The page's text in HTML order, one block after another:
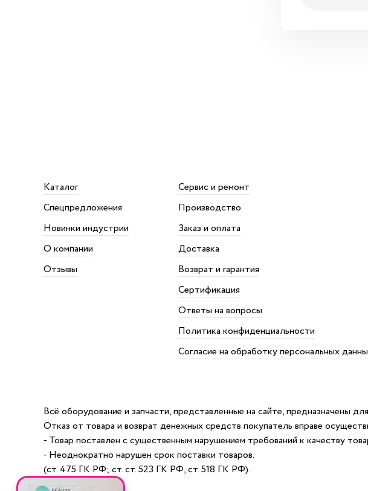
Каталог
Спецпредложения
Новинки индустрии
О компании
Отзывы
Сервис и ремонт
Производство
Заказ и оплата
Доставка
Возврат и гарантия
Сертификация
Ответы на вопросы
Политика конфиденциальности
Согласие на обработку персональных
Всё оборудование и запчасти, представленные на сайте, предназначены
Отказ от товара и возврат денежных средств покупатель вправе
- Товар поставлен с существенным нарушением требований к качеству
- Неоднократно нарушен срок поставки товаров.
(ст. 475 ГК РФ; ст. ст. 523 ГК РФ, ст. 518 ГК РФ).